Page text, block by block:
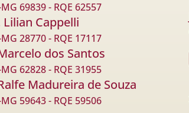
69839 - RQE 62557
Lilian Cappelli
28770 - RQE 17117
dos Santos
62828 - RQE 31955
Madureira de Souza
59643 - RQE 59506